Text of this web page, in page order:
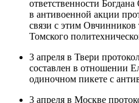
ответственности
в антивоенной акции
связи с этим
Томского
3 апреля в Твери
составлен в отношении
одиночном пикете с
3 апреля в Москве